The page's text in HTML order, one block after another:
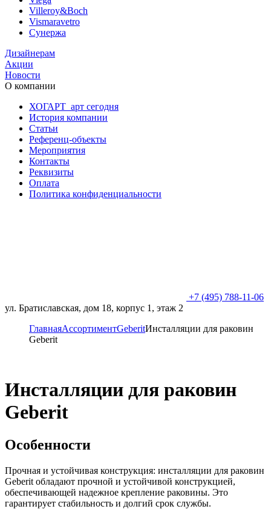
Villeroy&Boch
Vismaravetro
Сунержа
Дизайнерам
Акции
Новости
О компании
ХОГАРТ_арт сегодня
История компании
Статьи
Референц-объекты
Мероприятия
Контакты
Реквизиты
Оплата
Политика конфиденциальности
+7 (495) 788-11-06
ул. Братиславская, дом 18, корпус 1, этаж 2
ГлавнаяАссортиментGeberitИнсталляции для раковин
Geberit
Инсталляции для раковин
Geberit
Особенности
Прочная и устойчивая конструкция: инсталляции для раковин
Geberit обладают прочной и устойчивой конструкцией,
обеспечивающей надежное крепление раковины. Это
гарантирует стабильность и долгий срок службы.